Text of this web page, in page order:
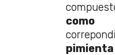
como
pimienta